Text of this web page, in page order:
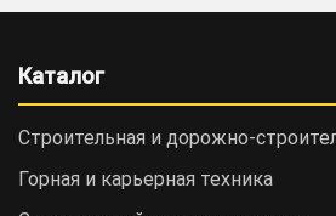
Каталог
Строительная и дорожно-
Горная и карьерная техника